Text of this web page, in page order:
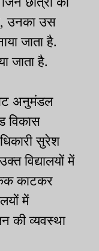
उनका उस
जाता है.
जाता है.
अनुमंडल
विकास
सुरेश
विद्यालयों में
केक काटकर
में
की व्यवस्था